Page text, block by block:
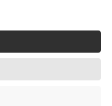
für die
echte Bewertungen